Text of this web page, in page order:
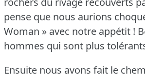
pense que nous aurions
Woman » avec notre appétit !
hommes qui sont plus
Ensuite nous avons fait le